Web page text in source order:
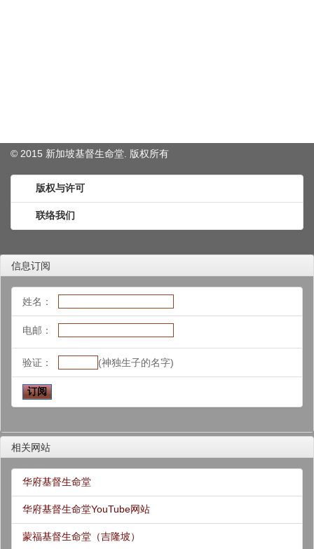
© 2015 新加坡基督生命堂. 版权所有
版权与许可
联络我们
信息订阅
姓名：
电邮：
验证： (神独生子的名字)
相关网站
华府基督生命堂
华府基督生命堂YouTube网站
蒙福基督生命堂（吉隆坡）